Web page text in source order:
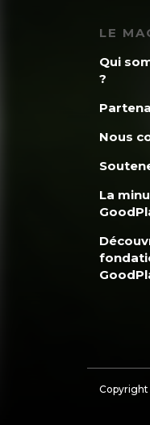
LE
Qui
?
Nous
La